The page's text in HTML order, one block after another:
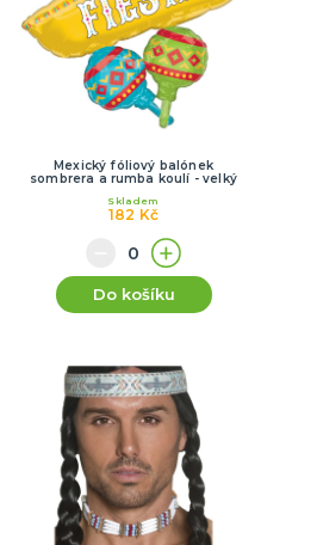
Mexický fóliový balónek
sombrera a rumba koulí - velký
182 Kč
Skladem
Do košíku